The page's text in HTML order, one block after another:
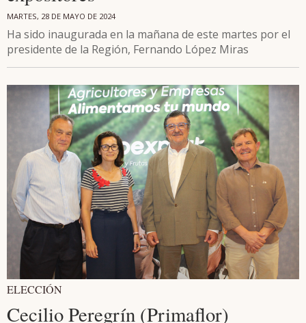
MARTES, 28 DE MAYO DE 2024
Ha sido inaugurada en la mañana de este martes por el
presidente de la Región, Fernando López Miras
ELECCIÓN
Cecilio Peregrín (Primaflor)